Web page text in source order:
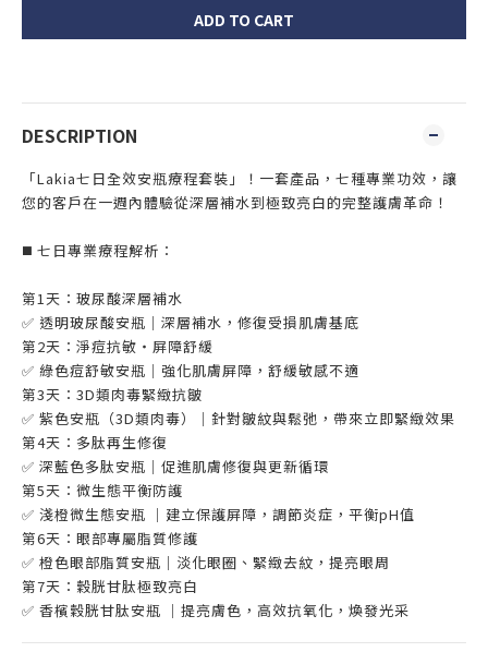
ADD TO CART
DESCRIPTION
「Lakia七日全效安瓶療程套裝」！一套產品，七種專業功效，讓
您的客戶在一週內體驗從深層補水到極致亮白的完整護膚革命！
◼️ 七日專業療程解析：
第1天：玻尿酸深層補水
✅ 透明玻尿酸安瓶｜深層補水，修復受損肌膚基底
第2天：淨痘抗敏・屏障舒緩
✅ 綠色痘舒敏安瓶｜強化肌膚屏障，舒緩敏感不適
第3天：3D類肉毒緊緻抗皺
✅ 紫色安瓶（3D類肉毒）｜針對皺紋與鬆弛，帶來立即緊緻效果
第4天：多肽再生修復
✅ 深藍色多肽安瓶｜促進肌膚修復與更新循環
第5天：微生態平衡防護
✅ 淺橙微生態安瓶 ｜建立保護屏障，調節炎症，平衡pH值
第6天：眼部專屬脂質修護
✅ 橙色眼部脂質安瓶｜淡化眼圈、緊緻去紋，提亮眼周
第7天：穀胱甘肽極致亮白
✅ 香檳穀胱甘肽安瓶 ｜提亮膚色，高效抗氧化，煥發光采